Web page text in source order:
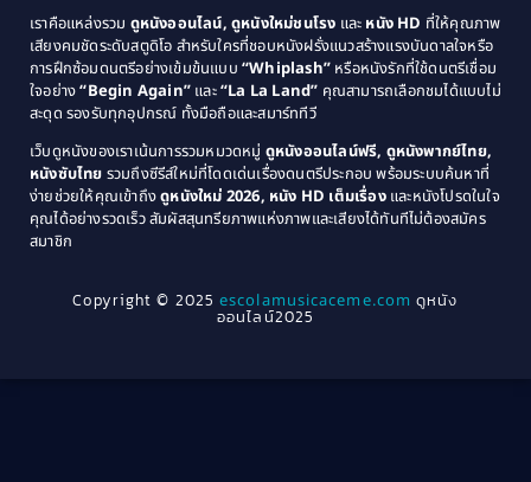
Coming of Age ก้าวพ้นวัย(1)
Coming-of-Age(3)
Community(1)
Crime อาชญากรรม(78)
Cult Film(4)
1979
1978
1976
1975
1974
1971
1970
1969
1968
1964
1963
1940
เราคือแหล่งรวม ดูหนังออนไลน์, ดูหนังใหม่ชนโรง และ หนัง HD ที่ให้คุณภาพ
เสียงคมชัดระดับสตูดิโอ สำหรับใครที่ชอบหนังฝรั่งแนวสร้างแรงบันดาลใจหรือ
การฝึกซ้อมดนตรีอย่างเข้มข้นแบบ “Whiplash” หรือหนังรักที่ใช้ดนตรีเชื่อม
ใจอย่าง“Begin Again” และ“La La Land” คุณสามารถเลือกชมได้แบบไม่
สะดุด รองรับทุกอุปกรณ์ ทั้งมือถือและสมาร์ททีวี
เว็บดูหนังของเราเน้นการรวมหมวดหมู่ ดูหนังออนไลน์ฟรี, ดูหนังพากย์ไทย,
หนังซับไทย รวมถึงซีรีส์ใหม่ที่โดดเด่นเรื่องดนตรีประกอบ พร้อมระบบค้นหาที่
ง่ายช่วยให้คุณเข้าถึงดูหนังใหม่ 2026, หนัง HD เต็มเรื่องและหนังโปรดในใจ
คุณได้อย่างรวดเร็ว สัมผัสสุนทรียภาพแห่งภาพและเสียงได้ทันทีไม่ต้องสมัคร
สมาชิก
Copyright © 2025escolamusicaceme.com ดูหนัง
ออนไลน์2025